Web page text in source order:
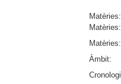
Matèries:
Matèries:
Matèries:
Àmbit: